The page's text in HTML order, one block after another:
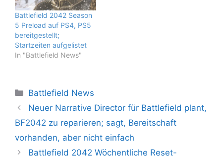
Battlefield 2042 Season
5 Preload auf PS4, PS5
bereitgestellt;
Startzeiten aufgelistet
In "Battlefield News"
Kategorien
Battlefield News
Neuer Narrative Director für Battlefield plant,
BF2042 zu reparieren; sagt, Bereitschaft
vorhanden, aber nicht einfach
Battlefield 2042 Wöchentliche Reset-